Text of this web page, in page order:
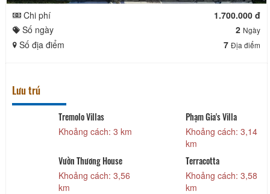
Chi phí
1.700.000 đ
Số ngày
2 Ngày
Số địa điểm 7 Địa điểm
Lưu trú
Tremolo Villas
Khoảng cách: 3 km
Phạm Gia's Villa
Khoảng cách: 3,14
km
Vườn Thương House
Khoảng cách: 3,56
km
Terracotta
Khoảng cách: 3,58
km